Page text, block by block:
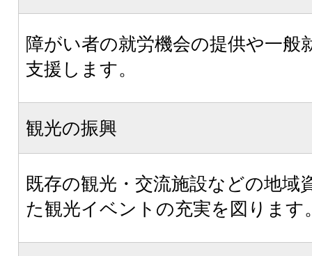
障がい者の就労機会の提供や一般
支援します。
観光の振興
既存の観光・交流施設などの地域
た観光イベントの充実を図ります